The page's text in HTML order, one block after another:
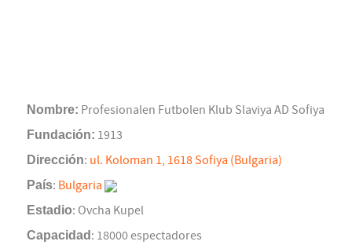
Nombre: Profesionalen Futbolen Klub Slaviya AD Sofiya
Fundación: 1913
Dirección: ul. Koloman 1, 1618 Sofiya (Bulgaria)
País: Bulgaria
Estadio: Ovcha Kupel
Capacidad : 18000 espectadores